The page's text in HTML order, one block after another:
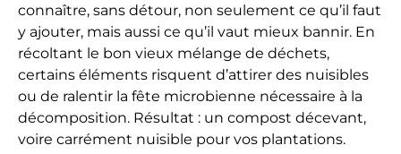
connaître, sans détour, non seulement ce qu’il faut
y ajouter, mais aussi ce qu’il vaut mieux bannir. En
récoltant le bon vieux mélange de déchets,
certains éléments risquent d’attirer des nuisibles
ou de ralentir la fête microbienne nécessaire à la
décomposition. Résultat : un compost décevant,
voire carrément nuisible pour vos plantations.